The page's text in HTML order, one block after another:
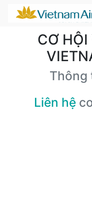
CƠ
Thông
Liên hệ